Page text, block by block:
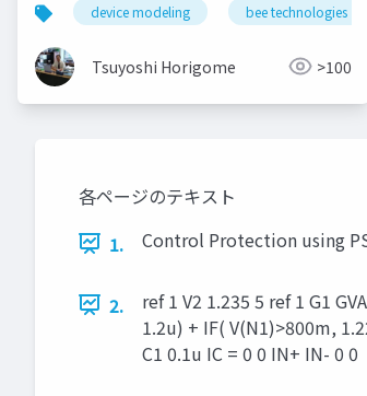
device modeling bee technologies
Tsuyoshi Horigome >100
各ページのテキスト
1.
Control Protection using
2.
ref 1 V2 1.235 5 ref 1 G1
1.2u) + IF( V(N1)>800m,
C1 0.1u IC = 0 0 IN+ IN- 0 0